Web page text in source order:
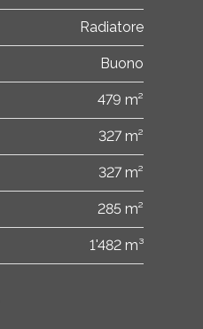
Radiatore
Buono
479 m²
327 m²
327 m²
285 m²
1'482 m³